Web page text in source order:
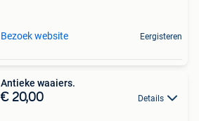
Bezoek website Eergisteren
Antieke waaiers.
€ 20,00 Details